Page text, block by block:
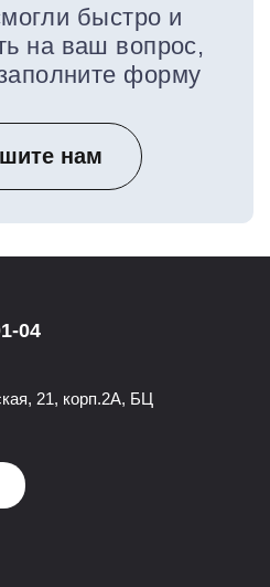
быстро и
на ваш вопрос,
форму
нам
04
21, корп.2А, БЦ